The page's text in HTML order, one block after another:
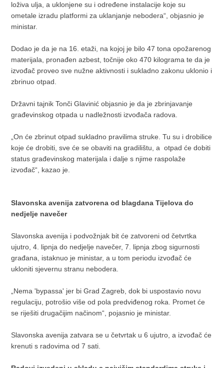
loživa ulja, a uklonjene su i određene instalacije koje su
ometale izradu platformi za uklanjanje nebodera“, objasnio je
ministar.
Dodao je da je na 16. etaži, na kojoj je bilo 47 tona opožarenog
materijala, pronađen azbest, točnije oko 470 kilograma te da je
izvođač proveo sve nužne aktivnosti i sukladno zakonu uklonio i
zbrinuo otpad.
Državni tajnik Tonči Glavinić objasnio je da je zbrinjavanje
građevinskog otpada u nadležnosti izvođača radova.
„On će zbrinut otpad sukladno pravilima struke. Tu su i drobilice
koje će drobiti, sve će se obaviti na gradilištu, a otpad će dobiti
status građevinskog materijala i dalje s njime raspolaže
izvođač“, kazao je.
Slavonska avenija zatvorena od blagdana Tijelova do
nedjelje navečer
Slavonska avenija i podvožnjak bit će zatvoreni od četvrtka
ujutro, 4. lipnja do nedjelje navečer, 7. lipnja zbog sigurnosti
građana, istaknuo je ministar, a u tom periodu izvođač će
ukloniti sjevernu stranu nebodera.
„Nema 'bypassa' jer bi Grad Zagreb, dok bi uspostavio novu
regulaciju, potrošio više od pola predviđenog roka. Promet će
se riješiti drugačijim načinom“, pojasnio je ministar.
Slavonska avenija zatvara se u četvrtak u 6 ujutro, a izvođač će
krenuti s radovima od 7 sati.